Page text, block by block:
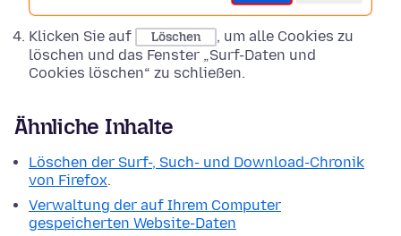
Klicken Sie auf Löschen
, um alle Cookies zu
löschen und das Fenster „Surf-Daten und
Cookies löschen“ zu schließen.
Ähnliche Inhalte
Löschen der Surf-, Such- und Download-Chronik
von Firefox.
Verwaltung der auf Ihrem Computer
gespeicherten Website-Daten